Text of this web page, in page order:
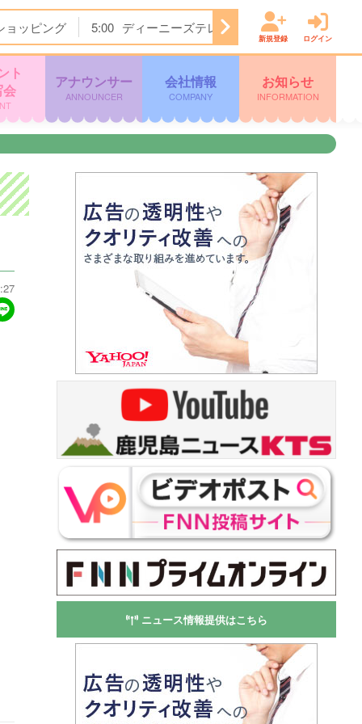
ョッピング 5:00 ディーニーズテレビショッピング
新規登録 ログイン
ト
アナウンサー
ANNOUNCER
会社情報
COMPANY
お知らせ
INFORMATION
ニュース情報提供はこちら